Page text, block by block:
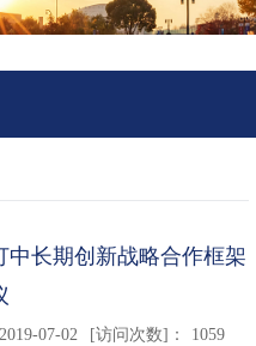
长期创新战略合作框架
07-02 [访问次数]： 1059